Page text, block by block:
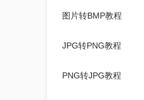
图片转BMP教程
JPG转PNG教程
PNG转JPG教程